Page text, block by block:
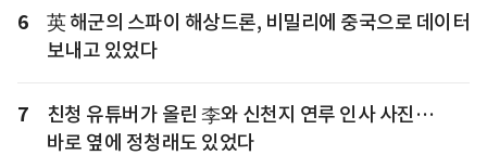
6
英 해군의 스파이 해상드론, 비밀리에 중국으로 데이터
보내고 있었다
7
친청 유튜버가 올린 李와 신천지 연루 인사 사진…
바로 옆에 정청래도 있었다